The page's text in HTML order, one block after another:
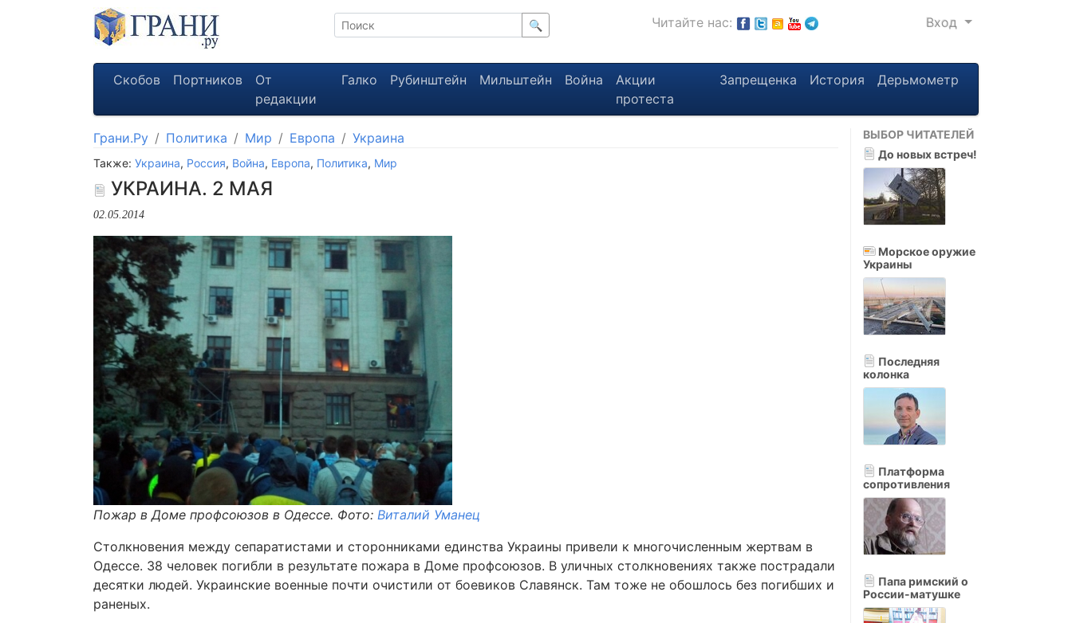
🔍 Читайте нас: Вход
Скобов Портников
От
редакции
Галко Рубинштейн Мильштейн Война
Акции
протеста
Запрещенка История Дерьмометр
Грани.Ру Политика Мир Европа Украина
Также: Украина, Россия, Война, Европа, Политика, Мир
УКРАИНА. 2 МАЯ
02.05.2014
Пожар в Доме профсоюзов в Одессе. Фото: Виталий Уманец
Столкновения между сепаратистами и сторонниками единства Украины привели к многочисленным жертвам в
Одессе. 38 человек погибли в результате пожара в Доме профсоюзов. В уличных столкновениях также пострадали
десятки людей. Украинские военные почти очистили от боевиков Славянск. Там тоже не обошлось без погибших и
раненых.
ВЫБОР ЧИТАТЕЛЕЙ
До новых встреч!
Морское оружие
Украины
Последняя
колонка
Платформа
сопротивления
Папа римский о
России-матушке